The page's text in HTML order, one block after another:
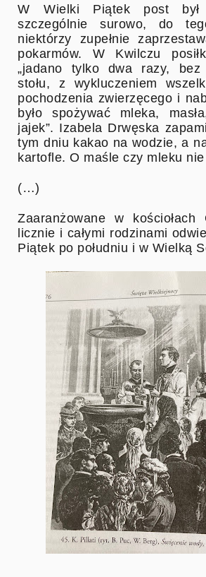
W Wielki Piątek post był
szczególnie surowo, do
niektórzy zupełnie
pokarmów. W Kwilczu
„jadano tylko dwa razy, bez
stołu, z wykluczeniem
pochodzenia zwierzęcego i
było spożywać mleka,
jajek”. Izabela Drwęska
tym dniu kakao na wodzie, a
kartofle. O maśle czy mleku nie
(…)
Zaaranżowane w kościołach
licznie i całymi rodzinami
Piątek po południu i w Wielką